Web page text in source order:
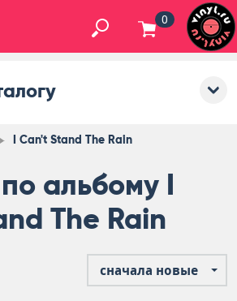
0
I Can't Stand The Rain
альбому I
The Rain
сначала новые